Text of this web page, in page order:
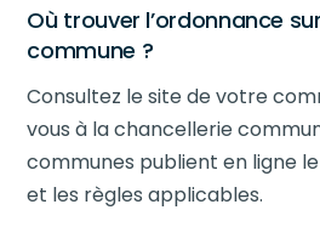
Où trouver l’ordonnance
commune ?
Consultez le site de votre
vous à la chancellerie
communes publient en ligne
et les règles applicables.